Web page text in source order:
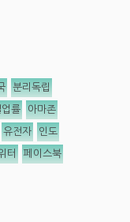
분리독립
률 아마존
유전자 인도
터 페이스북